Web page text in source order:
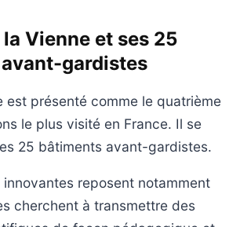
Vienne et ses 25
gardistes
est présenté comme le quatrième
le plus visité en France. Il se
25 bâtiments avant-gardistes.
reposent notamment
cherchent à transmettre des